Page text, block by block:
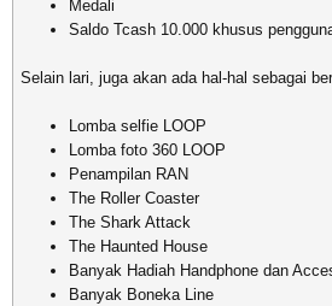
Medali
Saldo Tcash 10.000 khusus
Selain lari, juga akan ada hal-hal sebagai
Lomba selfie LOOP
Lomba foto 360 LOOP
Penampilan RAN
The Roller Coaster
The Shark Attack
The Haunted House
Banyak Hadiah Handphone dan
Banyak Boneka Line